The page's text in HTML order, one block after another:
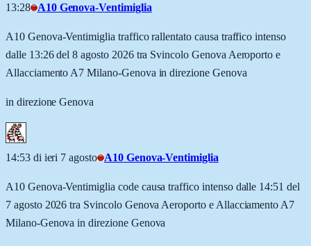
13:28 A10 Genova-Ventimiglia
A10 Genova-Ventimiglia traffico rallentato causa traffico intenso
dalle 13:26 del 8 agosto 2026 tra Svincolo Genova Aeroporto e
Allacciamento A7 Milano-Genova in direzione Genova
in direzione Genova
14:53 di ieri 7 agosto A10 Genova-Ventimiglia
A10 Genova-Ventimiglia code causa traffico intenso dalle 14:51 del
7 agosto 2026 tra Svincolo Genova Aeroporto e Allacciamento A7
Milano-Genova in direzione Genova